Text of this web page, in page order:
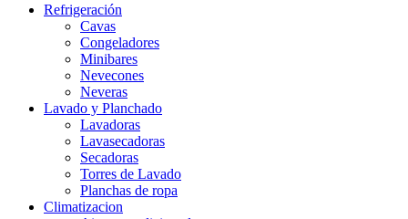
Refrigeración
Cavas
Congeladores
Minibares
Nevecones
Neveras
Lavado y Planchado
Lavadoras
Lavasecadoras
Secadoras
Torres de Lavado
Planchas de ropa
Climatizacion